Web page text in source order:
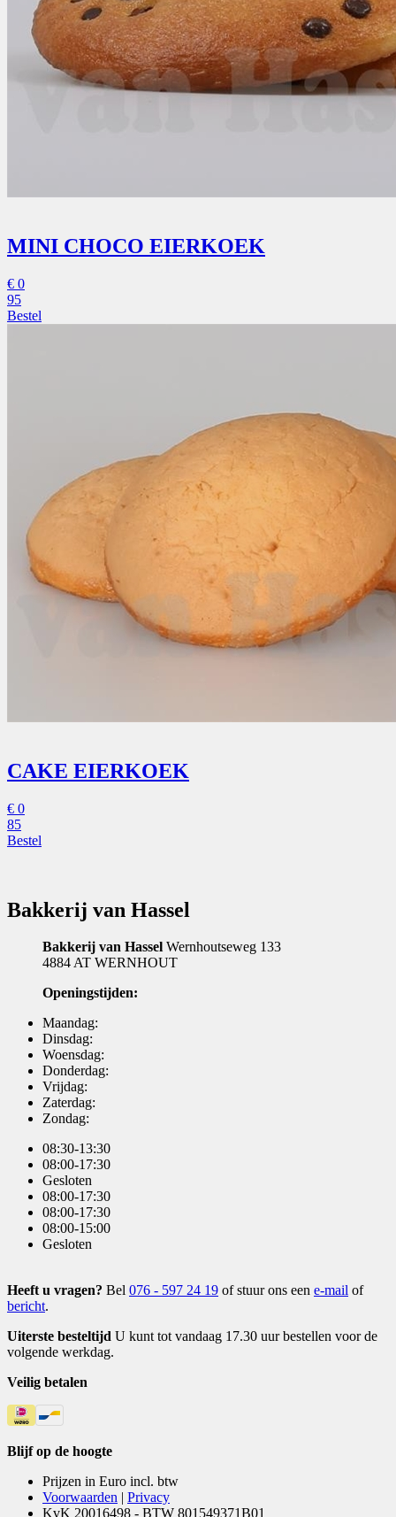
MINI CHOCO EIERKOEK
€ 0
95
Bestel
CAKE EIERKOEK
€ 0
85
Bestel
Bakkerij van Hassel
Bakkerij van Hassel Wernhoutseweg 133
4884 AT WERNHOUT
Openingstijden:
Maandag:
Dinsdag:
Woensdag:
Donderdag:
Vrijdag:
Zaterdag:
Zondag:
08:30-13:30
08:00-17:30
Gesloten
08:00-17:30
08:00-17:30
08:00-15:00
Gesloten
Heeft u vragen? Bel 076 - 597 24 19 of stuur ons een e-mail of
bericht.
Uiterste besteltijd U kunt tot vandaag 17.30 uur bestellen voor de
volgende werkdag.
Veilig betalen
Blijf op de hoogte
Prijzen in Euro incl. btw
Voorwaarden | Privacy
KvK 20016498 - BTW 801549371B01